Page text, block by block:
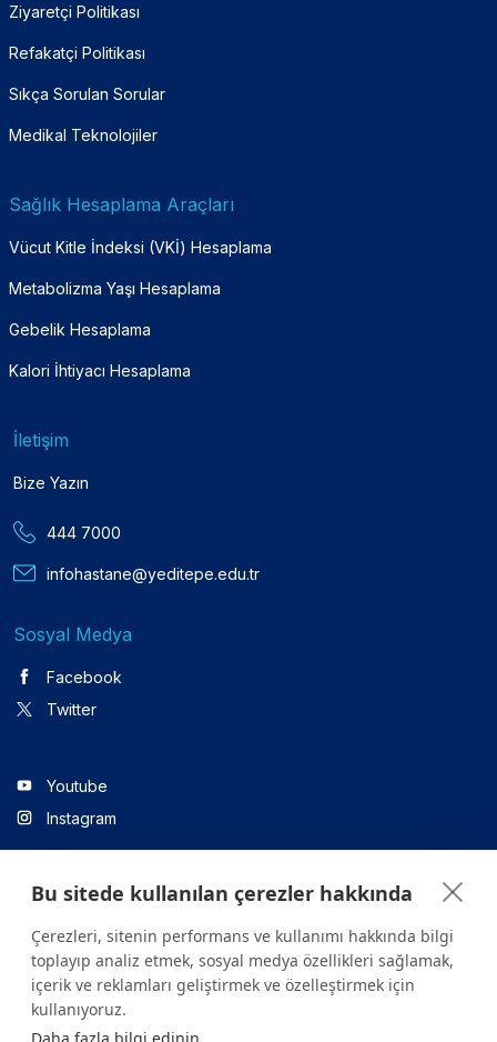
Ziyaretçi Politikası
Refakatçi Politikası
Sıkça Sorulan Sorular
Medikal Teknolojiler
Sağlık Hesaplama Araçları
Vücut Kitle İndeksi (VKİ) Hesaplama
Metabolizma Yaşı Hesaplama
Gebelik Hesaplama
Kalori İhtiyacı Hesaplama
İletişim
Bize Yazın
444 7000
infohastane@yeditepe.edu.tr
Sosyal Medya
Facebook
Twitter
Youtube
Instagram
Linkedin
Sitede yer alan tüm içerikler yalnızca bilgilendirme amaçlıdır.
Sağlığınızla ilgili sorularınız için mutlaka doktoruza ya da bir sağlık
Bu sitede kullanılan çerezler hakkında
Çerezleri, sitenin performans ve kullanımı hakkında bilgi
toplayıp analiz etmek, sosyal medya özellikleri sağlamak,
içerik ve reklamları geliştirmek ve özelleştirmek için
kullanıyoruz.